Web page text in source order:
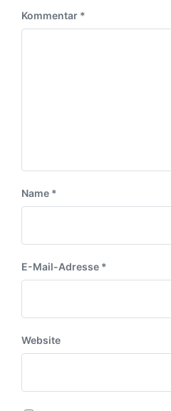
t
i
r
B
r
Kommentar *
Name *
E-Mail-Adresse *
Website